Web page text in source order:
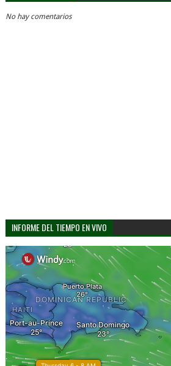
No hay comentarios
INFORME DEL TIEMPO EN VIVO